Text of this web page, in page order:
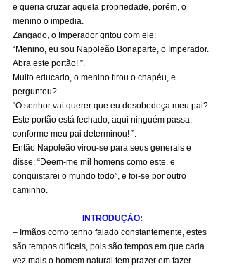
e queria cruzar aquela propriedade, porém, o
menino o impedia.
Zangado, o Imperador gritou com ele:
“Menino, eu sou Napoleão Bonaparte, o Imperador.
Abra este portão! ”.
Muito educado, o menino tirou o chapéu, e
perguntou?
“O senhor vai querer que eu desobedeça meu pai?
Este portão está fechado, aqui ninguém passa,
conforme meu pai determinou! ”.
Então Napoleão virou-se para seus generais e
disse: “Deem-me mil homens como este, e
conquistarei o mundo todo”, e foi-se por outro
caminho.
INTRODUÇÃO:
– Irmãos como tenho falado constantemente, estes
são tempos difíceis, pois são tempos em que cada
vez mais o homem natural tem prazer em fazer